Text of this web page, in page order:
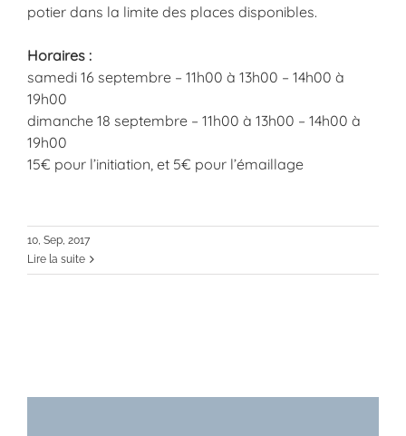
potier dans la limite des places disponibles.
Horaires :
samedi 16 septembre – 11h00 à 13h00 – 14h00 à
19h00
dimanche 18 septembre – 11h00 à 13h00 – 14h00 à
19h00
15€ pour l’initiation, et 5€ pour l’émaillage
10, Sep, 2017
Lire la suite